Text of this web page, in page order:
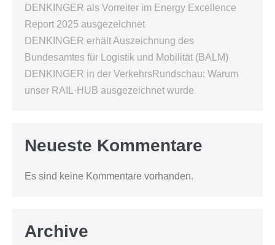
DENKINGER als Vorreiter im Energy Excellence
Report 2025 ausgezeichnet
DENKINGER erhält Auszeichnung des
Bundesamtes für Logistik und Mobilität (BALM)
DENKINGER in der VerkehrsRundschau: Warum
unser RAIL·HUB ausgezeichnet wurde
Neueste Kommentare
Es sind keine Kommentare vorhanden.
Archive